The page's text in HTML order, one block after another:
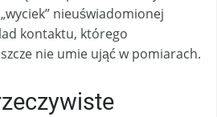
nieuświadomionej
kontaktu, którego
nie umie ująć w pomiarach.